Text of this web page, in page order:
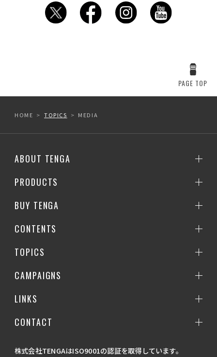
PAGE TOP
HOME TOPICS MEDIA
ABOUT TENGA
PRODUCTS
BUY TENGA
CONTENTS
TOPICS
CAMPAIGNS
LINKS
CONTACT
株式会社TENGAはISO9001の認証を取得しています。